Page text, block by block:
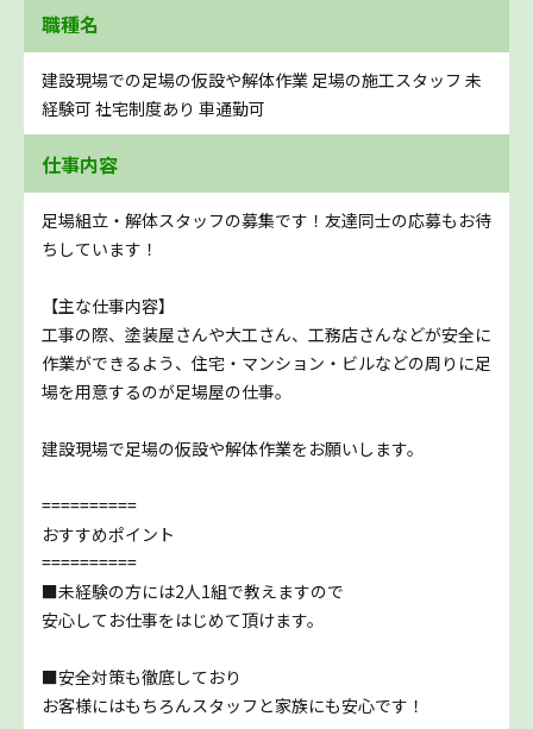
職種名
建設現場での足場の仮設や解体作業 足場の施工スタッフ 未
経験可 社宅制度あり 車通勤可
仕事内容
足場組立・解体スタッフの募集です！友達同士の応募もお待
ちしています！
【主な仕事内容】
工事の際、塗装屋さんや大工さん、工務店さんなどが安全に
作業ができるよう、住宅・マンション・ビルなどの周りに足
場を用意するのが足場屋の仕事。
建設現場で足場の仮設や解体作業をお願いします。
==========
おすすめポイント
==========
■未経験の方には2人1組で教えますので
安心してお仕事をはじめて頂けます。
■安全対策も徹底しており
お客様にはもちろんスタッフと家族にも安心です！